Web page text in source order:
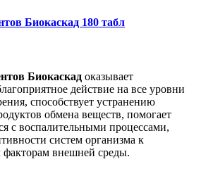
Биокаскад 180 табл
Биокаскад оказывает
действие на все уровни
способствует устранению
обмена веществ, помогает
с воспалительными процессами,
систем организма к
внешней среды.